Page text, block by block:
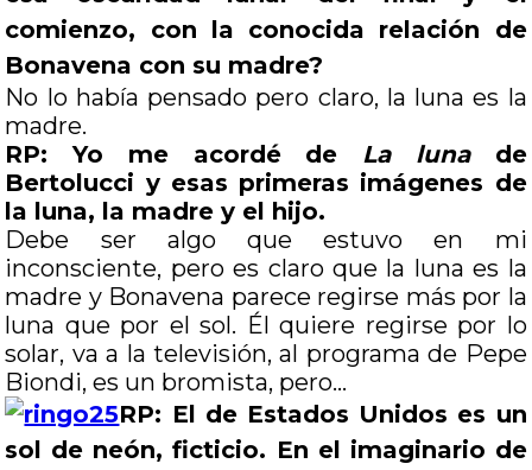
comienzo, con la conocida relación de
Bonavena con su madre?
No lo había pensado pero claro, la luna es la
madre.
RP: Yo me acordé de La lunade
Bertolucci y esas primeras imágenes de
la luna, la madre y el hijo.
Debe ser algo que estuvo en mi
inconsciente, pero es claro que la luna es la
madre y Bonavena parece regirse más por la
luna que por el sol. Él quiere regirse por lo
solar, va a la televisión, al programa de Pepe
Biondi, es un bromista, pero…
RP: El de Estados Unidos es un
sol de neón, ficticio. En el imaginario de